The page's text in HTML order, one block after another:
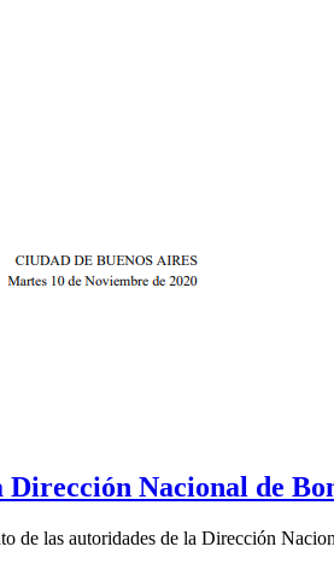
Nacional de
de las autoridades de la Dirección